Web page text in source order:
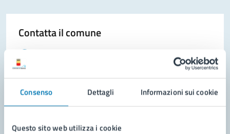
Consenso Dettagli Informazioni sui cookie
Questo sito web utilizza i cookie
Contatta il comune
Prenota appuntamento
Problemi in città